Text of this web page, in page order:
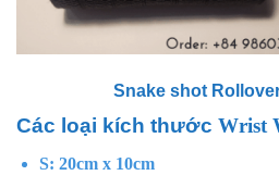
Snake shot
Các loại kích thước Wrist
S: 20cm x 10cm